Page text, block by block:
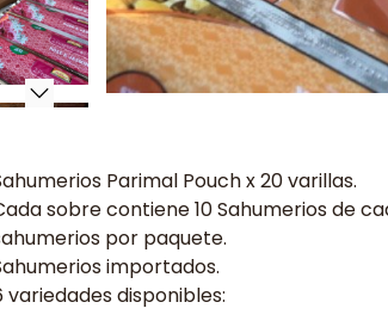
Parimal Pouch x 20 varillas.
sobre contiene 10 Sahumerios de
por paquete.
importados.
variedades disponibles: